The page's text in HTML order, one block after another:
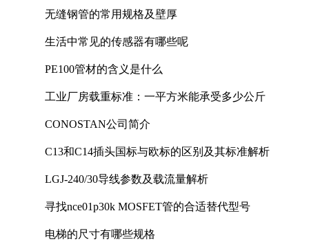
无缝钢管的常用规格及壁厚
生活中常见的传感器有哪些呢
PE100管材的含义是什么
工业厂房载重标准：一平方米能承受多少公斤
CONOSTAN公司简介
C13和C14插头国标与欧标的区别及其标准解析
LGJ-240/30导线参数及载流量解析
寻找nce01p30k MOSFET管的合适替代型号
电梯的尺寸有哪些规格